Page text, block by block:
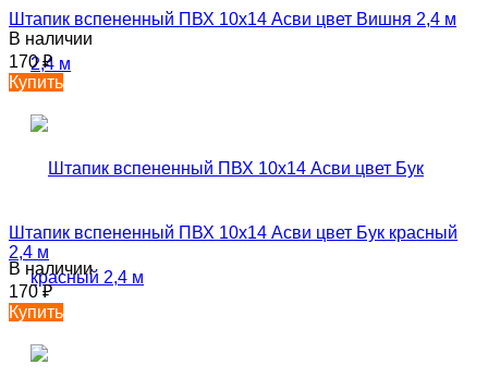
Штапик вспененный ПВХ 10х14 Асви цвет Вишня 2,4 м
В наличии
170₽
Купить
Штапик вспененный ПВХ 10х14 Асви цвет Бук красный
2,4 м
В наличии
170₽
Купить